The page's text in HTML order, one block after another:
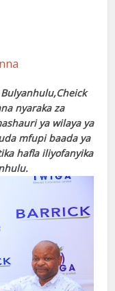
nyaraka za
ya wilaya ya
mfupi baada ya
hafla iliyofanyika